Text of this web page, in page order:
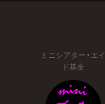
ミニシアター・エイ
ド基金